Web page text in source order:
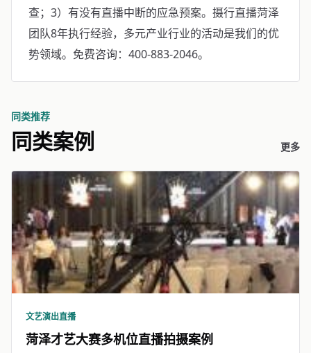
查；3）有没有直播中断的应急预案。摄行直播菏泽
团队8年执行经验，多元产业行业的活动是我们的优
势领域。免费咨询：400-883-2046。
同类推荐
同类案例 更多
文艺演出直播
菏泽才艺大赛多机位直播拍摄案例